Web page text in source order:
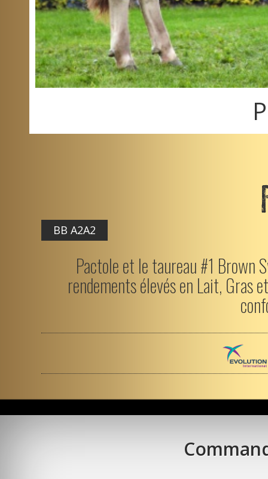
BB A2A2
Pactole et le taureau #1 Brown
rendements élevés en Lait, Gras